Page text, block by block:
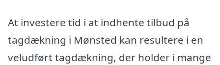
At investere tid i at indhente tilbud på
tagdækning i Mønsted kan resultere i en
veludført tagdækning, der holder i mange